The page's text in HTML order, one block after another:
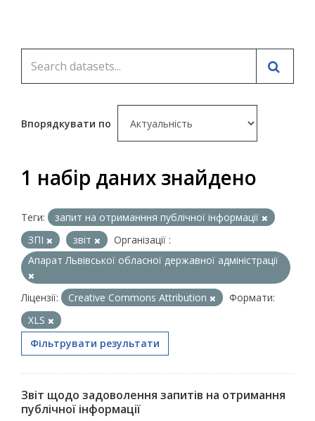
Впорядкувати по
1 набір даних знайдено
Теги:
запит на отриманння публічної інформації
ЗПІ
звіт
Організації :
Апарат Львівської обласної державної адміністрації
Ліцензії: Creative Commons Attribution
Формати:
XLS
Фільтрувати результати
Звіт щодо задоволення запитів на отримання
публічної інформації